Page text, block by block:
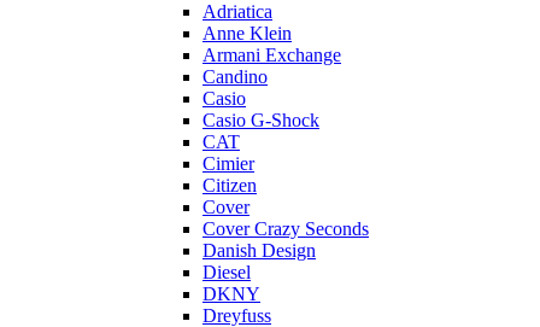
Adriatica
Anne Klein
Armani Exchange
Candino
Casio
Casio G-Shock
CAT
Cimier
Citizen
Cover
Cover Crazy Seconds
Danish Design
Diesel
DKNY
Dreyfuss